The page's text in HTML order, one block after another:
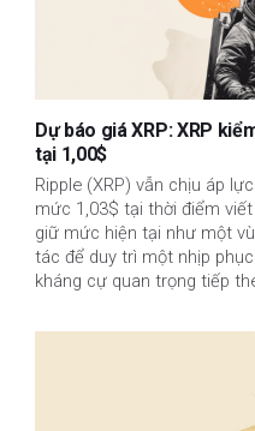
Dự báo giá XRP: XRP
tại 1,00$
Ripple (XRP) vẫn chịu áp
mức 1,03$ tại thời điểm
giữ mức hiện tại như một
tác để duy trì một nhịp
kháng cự quan trọng tiếp